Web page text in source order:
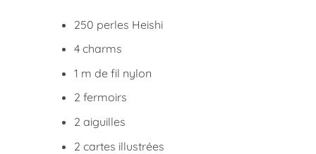
250 perles Heishi
4 charms
1 m de fil nylon
2 fermoirs
2 aiguilles
2 cartes illustrées